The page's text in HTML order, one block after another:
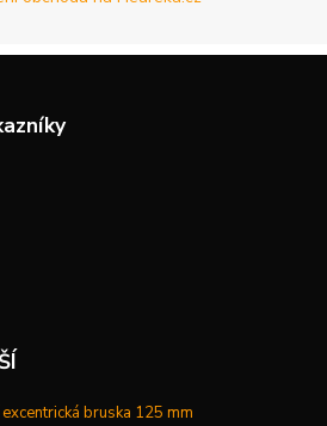
bruska 125 mm